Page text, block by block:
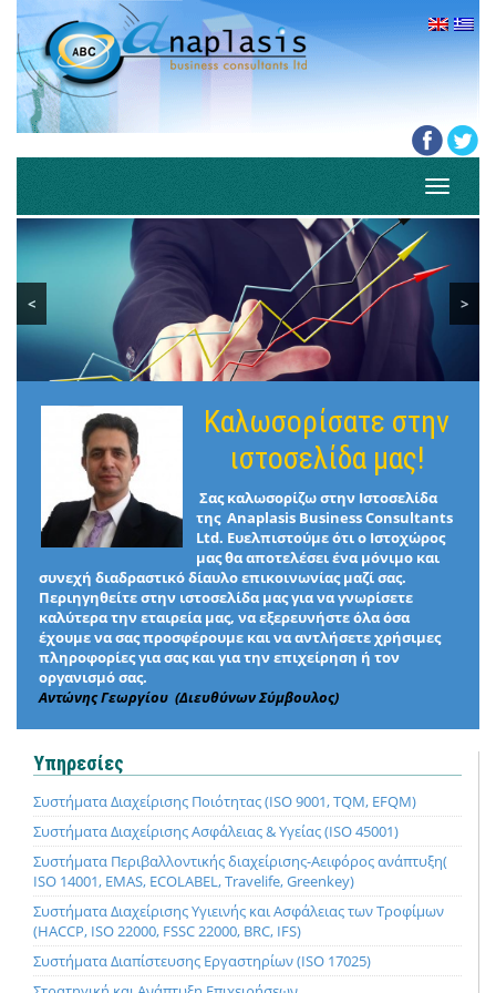
Toggle
< >
Καλωσορίσατε στην
ιστοσελίδα μας!
Σας καλωσορίζω στην Ιστοσελίδα
της Anaplasis Business Consultants
Ltd. Ευελπιστούμε ότι ο Ιστοχώρος
μας θα αποτελέσει ένα μόνιμο και
συνεχή διαδραστικό δίαυλο επικοινωνίας μαζί σας.
Περιηγηθείτε στην ιστοσελίδα μας για να γνωρίσετε
καλύτερα την εταιρεία μας, να εξερευνήστε όλα όσα
έχουμε να σας προσφέρουμε και να αντλήσετε χρήσιμες
πληροφορίες για σας και για την επιχείρηση ή τον
οργανισμό σας.
Αντώνης Γεωργίου (Διευθύνων Σύμβουλος)
Υπηρεσίες
Συστήματα Διαχείρισης Ποιότητας (ISO 9001, TQM, EFQM)
Συστήματα Διαχείρισης Ασφάλειας & Υγείας (ISO 45001)
Συστήματα Περιβαλλοντικής διαχείρισης-Αειφόρος ανάπτυξη(
ISO 14001, EMAS, ECOLABEL, Travelife, Greenkey)
Συστήματα Διαχείρισης Υγιεινής και Ασφάλειας των Τροφίμων
(HACCP, ISO 22000, FSSC 22000, BRC, IFS)
Συστήματα Διαπίστευσης Εργαστηρίων (ISO 17025)